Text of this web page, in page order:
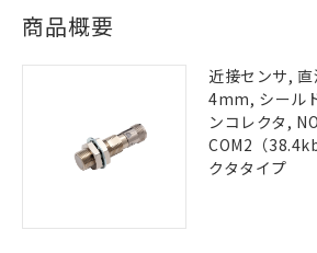
商品概要
近接センサ,
4mm, シール
ンコレクタ,
COM2（
クタタイプ